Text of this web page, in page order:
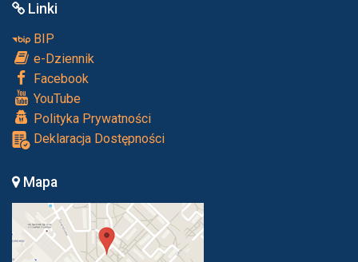
Linki
BIP
e-Dziennik
Facebook
YouTube
Polityka Prywatności
Deklaracja Dostępności
Mapa